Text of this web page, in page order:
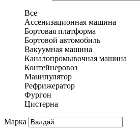
Все
Ассенизационная машина
Бортовая платформа
Бортовой автомобиль
Вакуумная машина
Каналопромывочная машина
Контейнеровоз
Манипулятор
Рефрижератор
Фургон
Цистерна
Марка